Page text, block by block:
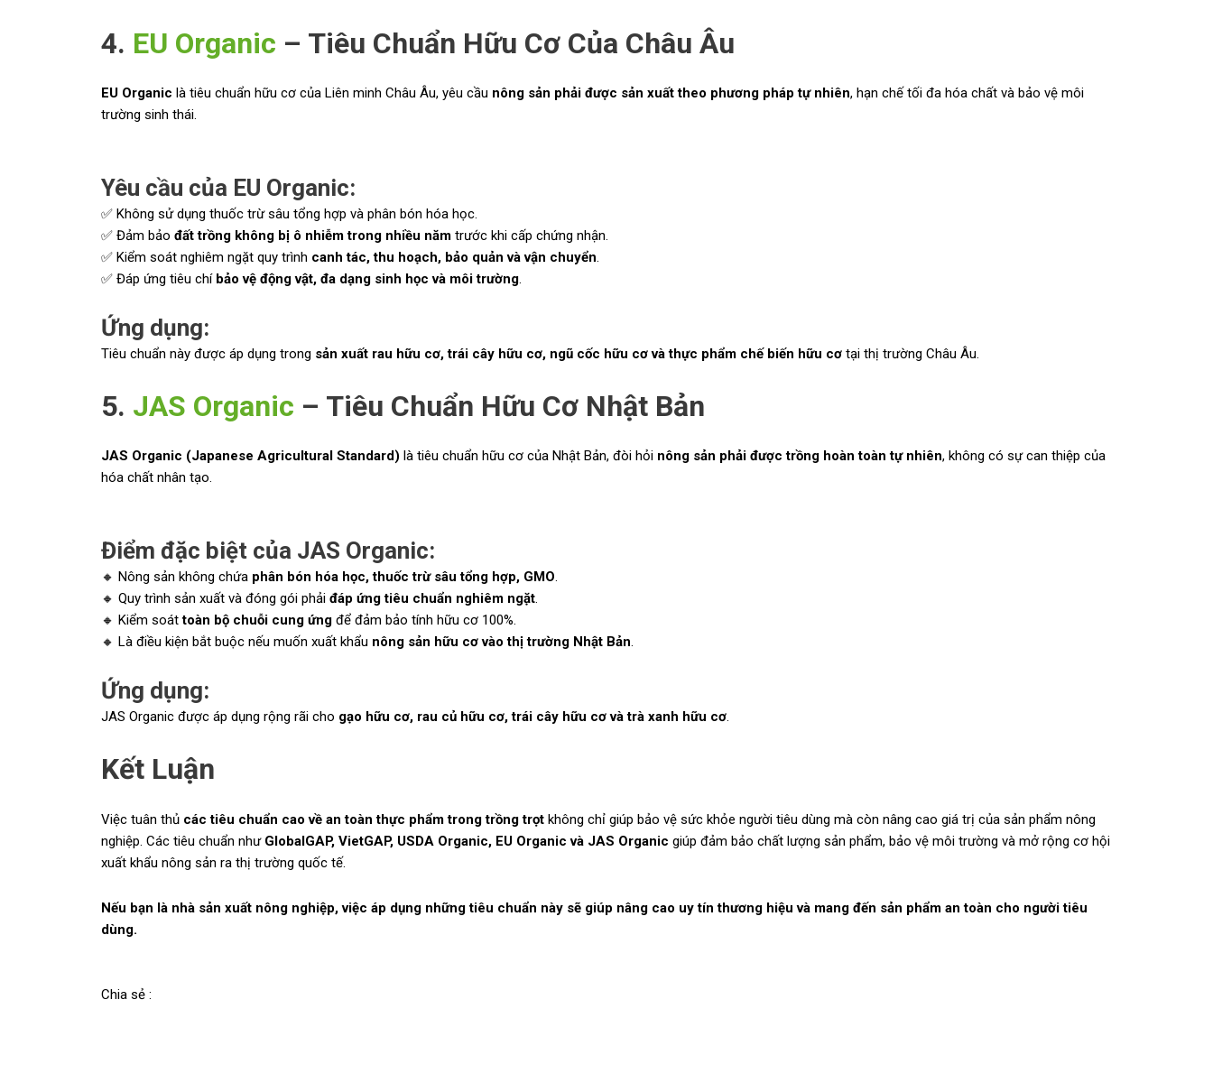
4. EU Organic – Tiêu Chuẩn Hữu Cơ Của Châu Âu
EU Organic là tiêu chuẩn hữu cơ của Liên minh Châu Âu, yêu cầu nông sản phải được sản xuất theo phương pháp tự nhiên, hạn chế tối đa hóa chất và bảo vệ môi
trường sinh thái.
Yêu cầu của EU Organic:
✅ Không sử dụng thuốc trừ sâu tổng hợp và phân bón hóa học.
✅ Đảm bảo đất trồng không bị ô nhiễm trong nhiều năm trước khi cấp chứng nhận.
✅ Kiểm soát nghiêm ngặt quy trình canh tác, thu hoạch, bảo quản và vận chuyển
✅ Đáp ứng tiêu chí bảo vệ động vật, đa dạng sinh học và môi trường
Ứng dụng:
Tiêu chuẩn này được áp dụng trong sản xuất rau hữu cơ, trái cây hữu cơ, ngũ cốc hữu cơ và thực phẩm chế biến hữu cơ tại thị trường Châu Âu.
5. JAS Organic – Tiêu Chuẩn Hữu Cơ Nhật Bản
JAS Organic (Japanese Agricultural Standard) là tiêu chuẩn hữu cơ của Nhật Bản, đòi hỏi nông sản phải được trồng hoàn toàn tự nhiên, không có sự can thiệp của
hóa chất nhân tạo.
Điểm đặc biệt của JAS Organic:
🔸 Nông sản không chứa phân bón hóa học, thuốc trừ sâu tổng hợp, GMO.
🔸 Quy trình sản xuất và đóng gói phải đáp ứng tiêu chuẩn nghiêm ngặt.
🔸 Kiểm soáttoàn bộ chuỗi cung ứng để đảm bảo tính hữu cơ 100%.
🔸 Là điều kiện bắt buộc nếu muốn xuất khẩu nông sản hữu cơ vào thị trường Nhật Bản.
Ứng dụng:
JAS Organic được áp dụng rộng rãi cho gạo hữu cơ, rau củ hữu cơ, trái cây hữu cơ và trà xanh hữu cơ.
Kết Luận
Việc tuân thủ các tiêu chuẩn cao về an toàn thực phẩm trong trồng trọt không chỉ giúp bảo vệ sức khỏe người tiêu dùng mà còn nâng cao giá trị của sản phẩm nông
nghiệp. Các tiêu chuẩn như GlobalGAP, VietGAP, USDA Organic, EU Organic và JAS Organic giúp đảm bảo chất lượng sản phẩm, bảo vệ môi trường và mở rộng cơ hội
xuất khẩu nông sản ra thị trường quốc tế.
Nếu bạn là nhà sản xuất nông nghiệp, việc áp dụng những tiêu chuẩn này sẽ giúp nâng cao uy tín thương hiệu và mang đến sản phẩm an toàn cho người tiêu
dùng.
Chia sẻ :